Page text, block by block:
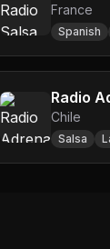
France
Spanish
Radio
Chile
Salsa